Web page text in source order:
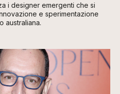
i designer emergenti che si
e sperimentazione
australiana.